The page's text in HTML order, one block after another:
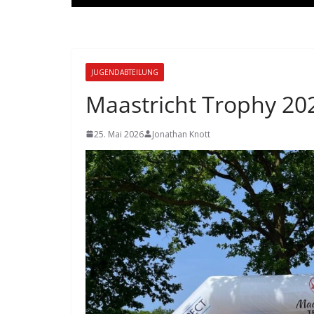
JUGENDABTEILUNG
Maastricht Trophy
25. Mai 2026 Jonathan Knott